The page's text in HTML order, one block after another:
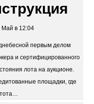
Май в 12:04
первым делом
и сертифицированного
лота на аукционе.
площадки, где